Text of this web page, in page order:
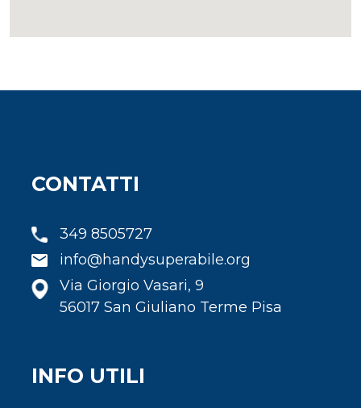
CONTATTI
349 8505727
info@handysuperabile.org
Via Giorgio Vasari, 9
56017 San Giuliano Terme Pisa
INFO UTILI